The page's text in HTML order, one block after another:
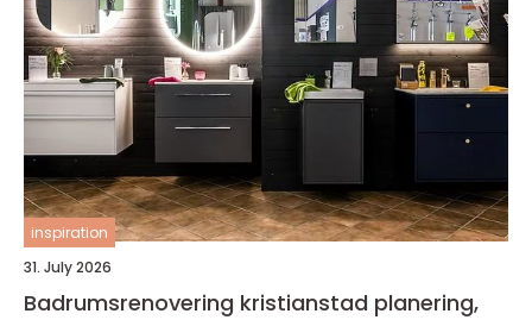
inspiration
31. July 2026
Badrumsrenovering kristianstad planering,